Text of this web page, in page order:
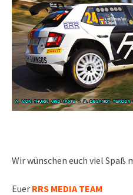
Wir wünschen euch viel Spaß
Euer RRS MEDIA TEAM